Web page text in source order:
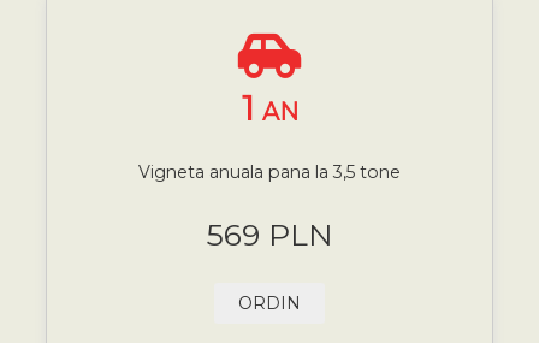
1 AN
Vigneta anuala pana la 3,5 tone
569 PLN
ORDIN